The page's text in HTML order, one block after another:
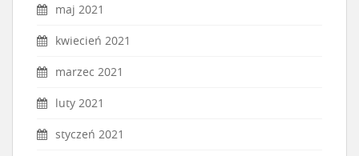
maj 2021
kwiecień 2021
marzec 2021
luty 2021
styczeń 2021